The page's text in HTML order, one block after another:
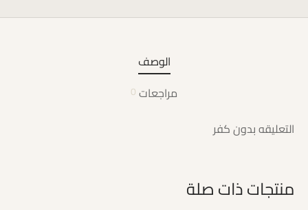
الوصف
مراجعات0
التعليقه بدون كفر
منتجات ذات صلة